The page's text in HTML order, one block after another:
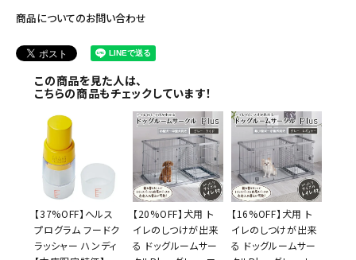
商品についてのお問い合わせ
この商品を見た人は、
こちらの商品もチェックしています！
【37%OFF】ヘルス
プログラム フードク
ラッシャー ハンディ
【20%OFF】犬用 ト
イレのしつけが出来
る ドッグルームサー
【16%OFF】犬用 ト
イレのしつけが出来
る ドッグルームサー